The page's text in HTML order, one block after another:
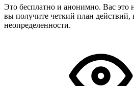
Это бесплатно и анонимно. Вас это
вы получите четкий план действий,
неопределенности.